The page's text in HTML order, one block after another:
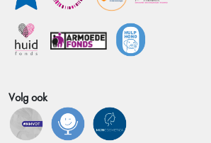
Volg ook